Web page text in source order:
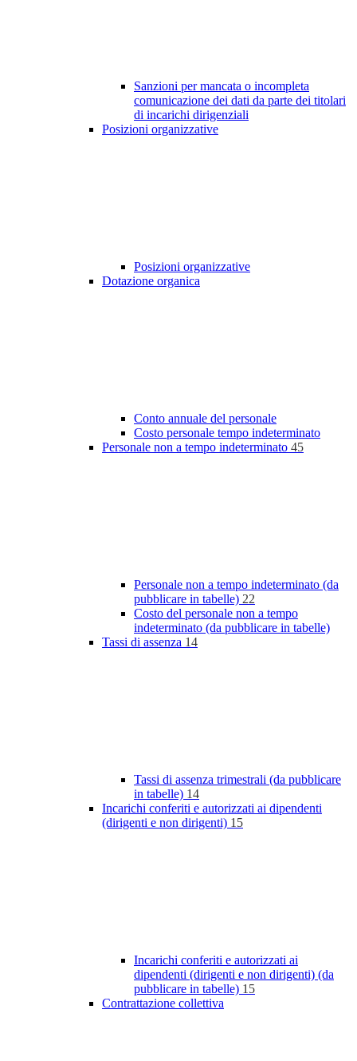
Sanzioni per mancata o incompleta
comunicazione dei dati da parte dei titolari
di incarichi dirigenziali
Posizioni organizzative
Posizioni organizzative
Dotazione organica
Conto annuale del personale
Costo personale tempo indeterminato
Personale non a tempo indeterminato 45
Personale non a tempo indeterminato (da
pubblicare in tabelle) 22
Costo del personale non a tempo
indeterminato (da pubblicare in tabelle)
Tassi di assenza 14
Tassi di assenza trimestrali (da pubblicare
in tabelle) 14
Incarichi conferiti e autorizzati ai dipendenti
(dirigenti e non dirigenti) 15
Incarichi conferiti e autorizzati ai
dipendenti (dirigenti e non dirigenti) (da
pubblicare in tabelle) 15
Contrattazione collettiva